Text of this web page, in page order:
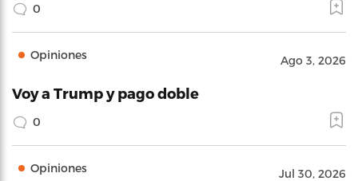
0
Opiniones Ago 3, 2026
Voy a Trump y pago doble
0
Opiniones Jul 30, 2026